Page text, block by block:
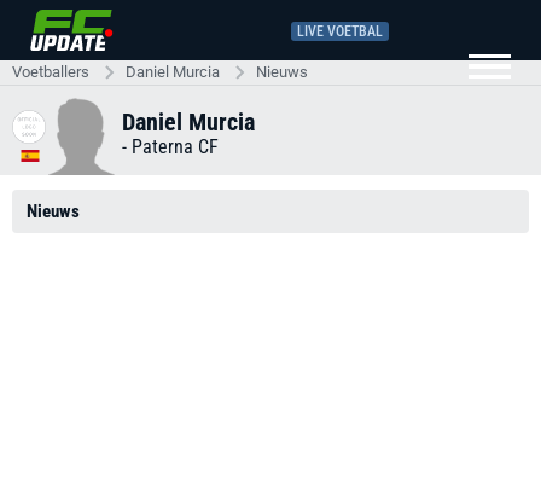
LIVE VOETBAL
Voetballers Daniel Murcia Nieuws
Daniel Murcia
- Paterna CF
Nieuws